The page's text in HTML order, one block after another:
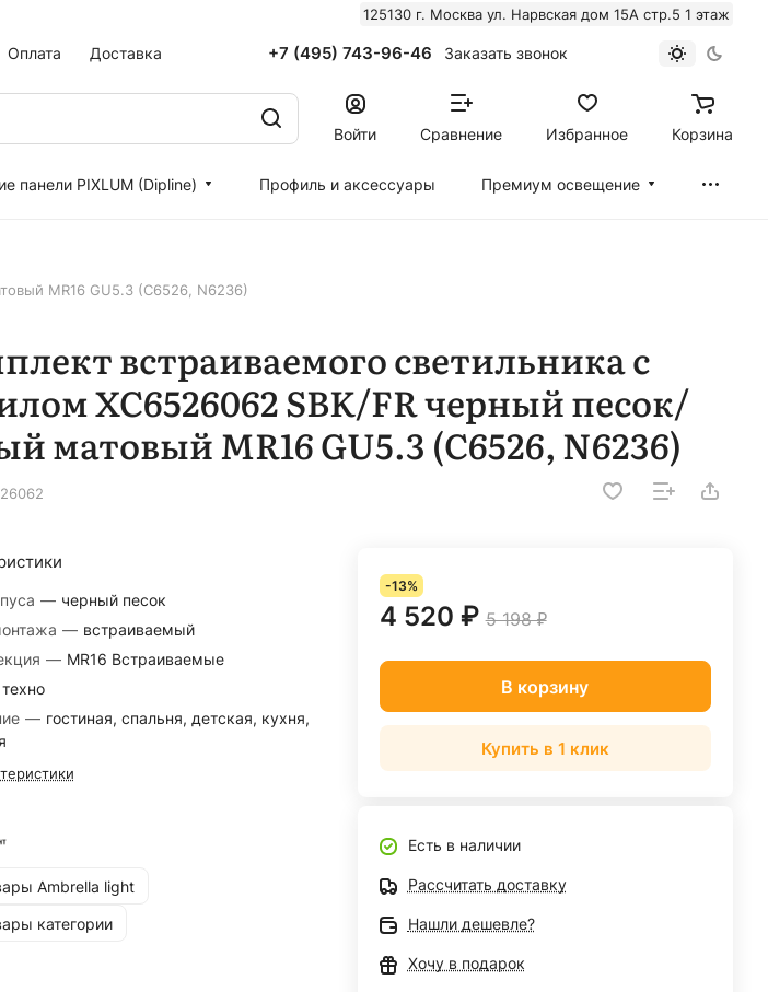
125130 г. Москва ул. Нарвская дом 15А стр.5 1 этаж
Оплата Доставка +7 (495) 743-96-46 Заказать звонок
Войти Сравнение Избранное Корзина
панели PIXLUM (Dipline) Профиль и аксессуары Премиум освещение
MR16 GU5.3 (C6526, N6236)
встраиваемого светильника с
XC6526062 SBK/FR черный песок/
матовый MR16 GU5.3 (C6526, N6236)
— черный песок
— встраиваемый
— MR16 Встраиваемые
техно
— гостиная, спальня, детская, кухня,
Ambrella light
категории
-13%
4 520 ₽ 5 198 ₽
В корзину
Купить в 1 клик
Есть в наличии
Рассчитать доставку
Нашли дешевле?
Хочу в подарок